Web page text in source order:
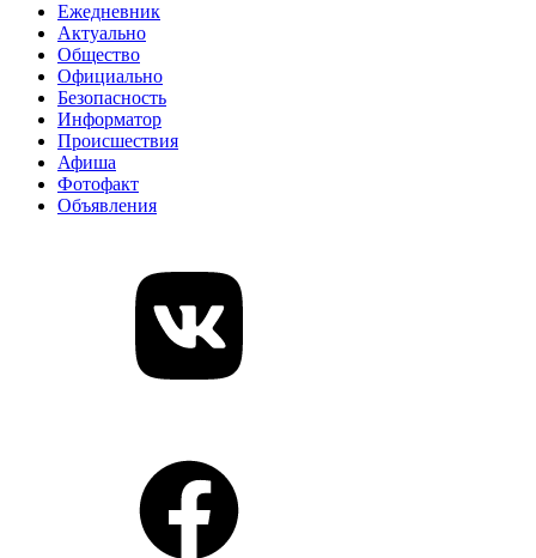
Ежедневник
Актуально
Общество
Официально
Безопасность
Информатор
Происшествия
Афиша
Фотофакт
Объявления